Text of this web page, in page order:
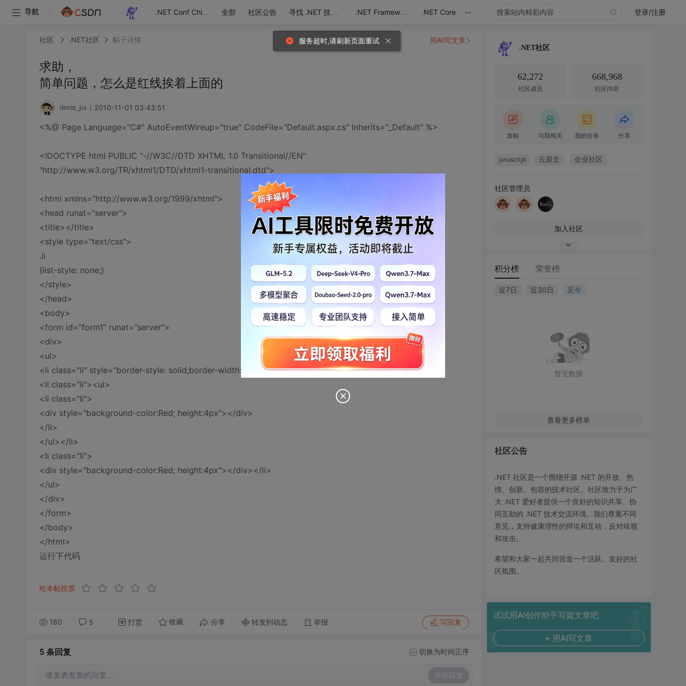
导航 .NET Conf China 全部 社区公告 寻找 .NET 技术达人 .NET Framework .NET Core ... 登录/注册
社区 .NET社区 帖子详情
求助，
简单问题，怎么是红线挨着上面的
devin_jia 2010-11-01 03:43:51
<%@ Page Language="C#" AutoEventWireup="true" CodeFile="Default.aspx.cs" Inherits="_Default" %>
<!DOCTYPE html PUBLIC "-//W3C//DTD XHTML 1.0 Transitional//EN"
"http://www.w3.org/TR/xhtml1/DTD/xhtml1-transitional.dtd">
<html xmlns="http://www.w3.org/1999/xhtml">
<head runat="server">
<title></title>
<style type="text/css">
.li
{list-style: none;}
</style>
</head>
<body>
<form id="form1" runat="server">
<div>
<ul>
<li class="li" style="border-style: solid;border-width: 1px;">怎么使红线挨着我</li>
<li class="li"><ul>
<li class="li">
<div style="background-color:Red; height:4px"></div>
</li>
</ul></li>
<li class="li">
<div style="background-color:Red; height:4px"></div></li>
</ul>
</div>
</form>
</body>
</html>
运行下代码
给本帖投票
180 5 打赏 收藏 分享 转发到动态 举报 写回复
用AI写文章
5 条回复 切换为时间正序
请发表友善的回复… 发表回复
.NET社区
62,272
社区成员
668,968
社区内容
发帖 与我相关 我的任务 分享
javascript 云原生 企业社区
社区管理员
加入社区
积分榜 荣誉榜
近7日 近30日 至今
暂无数据
查看更多榜单
社区公告
.NET 社区是一个围绕开源 .NET 的开放、热
情、创新、包容的技术社区。社区致力于为广
大 .NET 爱好者提供一个良好的知识共享、协
同互助的 .NET 技术交流环境。我们尊重不同
意见，支持健康理性的辩论和互动，反对歧视
和攻击。
希望和大家一起共同营造一个活跃、友好的社
区氛围。
试试用AI创作助手写篇文章吧
+ 用AI写文章
服务超时,请刷新页面重试